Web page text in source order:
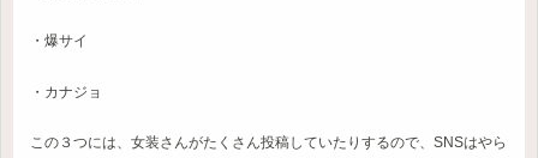
・爆サイ
・カナジョ
この３つには、女装さんがたくさん投稿していたりするので、SNSはやら